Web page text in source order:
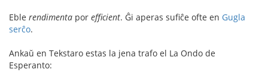
Eble rendimenta por efficient. Ĝi aperas sufiĉe ofte en Gugla
serĉo.
Ankaŭ en Tekstaro estas la jena trafo el La Ondo de
Esperanto: